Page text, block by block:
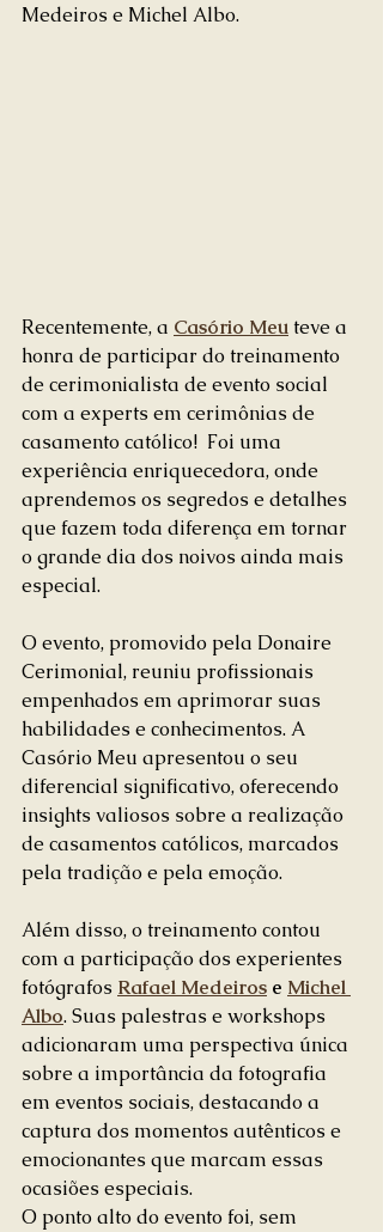
Medeiros e Michel Albo.
Recentemente, a Casório Meu teve a
honra de participar do treinamento
de cerimonialista de evento social
com a experts em cerimônias de
casamento católico!  Foi uma
experiência enriquecedora, onde
aprendemos os segredos e detalhes
que fazem toda diferença em tornar
o grande dia dos noivos ainda mais
especial.
O evento, promovido pela Donaire
Cerimonial, reuniu profissionais
empenhados em aprimorar suas
habilidades e conhecimentos. A
Casório Meu apresentou o seu
diferencial significativo, oferecendo
insights valiosos sobre a realização
de casamentos católicos, marcados
pela tradição e pela emoção.
Além disso, o treinamento contou
com a participação dos experientes
fotógrafos Rafael Medeiros e Michel
Albo. Suas palestras e workshops
adicionaram uma perspectiva única
sobre a importância da fotografia
em eventos sociais, destacando a
captura dos momentos autênticos e
emocionantes que marcam essas
ocasiões especiais.
O ponto alto do evento foi, sem